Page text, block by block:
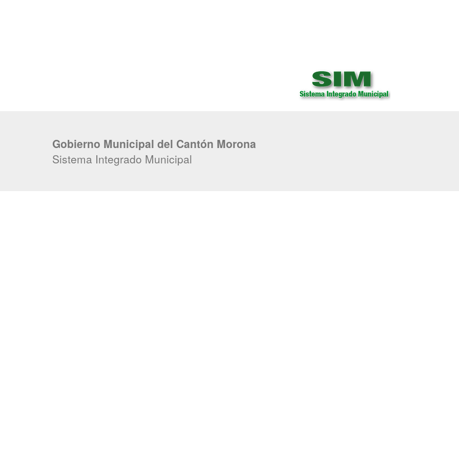
Gobierno Municipal del Cantón Morona
Sistema Integrado Municipal